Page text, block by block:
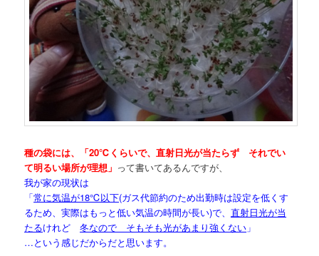
種の袋には、「20℃くらいで、直射日光が当たらず それでい
て明るい場所が理想」 って書いてあるんですが、
我が家の現状は
「常に気温が18℃以下(ガス代節約のため出勤時は設定を低くす
るため、実際はもっと低い気温の時間が長い)で、直射日光が当
たるけれど冬なので そもそも光があまり強くない 」
…という感じだからだと思います。